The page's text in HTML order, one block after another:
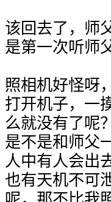
该回去了，师
是第一次听师
照相机好怪呀
打开机子，一
么就没有了呢
是不是和师父
人中有人会出
也有天机不可